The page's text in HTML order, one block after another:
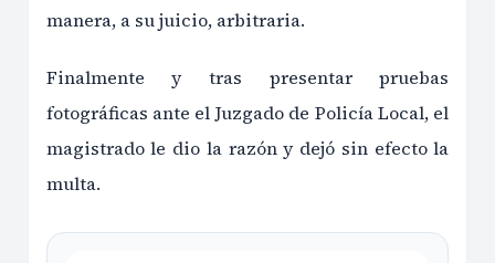
manera, a su juicio, arbitraria.
Finalmente y tras presentar pruebas
fotográficas ante el Juzgado de Policía Local, el
magistrado le dio la razón y dejó sin efecto la
multa.